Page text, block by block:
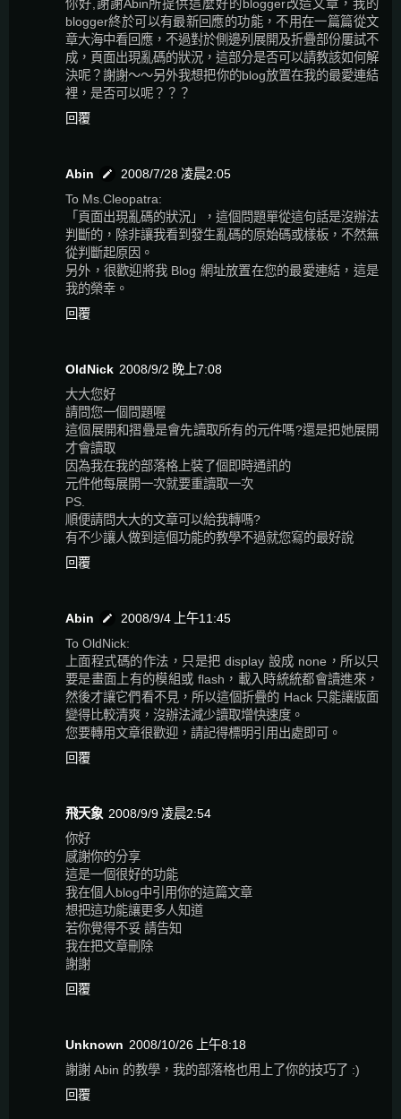
你好,謝謝Abin所提供這麼好的blogger改造文章，我的
blogger終於可以有最新回應的功能，不用在一篇篇從文
章大海中看回應，不過對於側邊列展開及折疊部份屢試不
成，頁面出現亂碼的狀況，這部分是否可以請教該如何解
決呢？謝謝～～另外我想把你的blog放置在我的最愛連結
裡，是否可以呢？？？
回覆
Abin
2008/7/28 凌晨2:05
To Ms.Cleopatra:
「頁面出現亂碼的狀況」，這個問題單從這句話是沒辦法
判斷的，除非讓我看到發生亂碼的原始碼或樣板，不然無
從判斷起原因。
另外，很歡迎將我 Blog 網址放置在您的最愛連結，這是
我的榮幸。
回覆
OldNick 2008/9/2 晚上7:08
大大您好
請問您一個問題喔
這個展開和摺疊是會先讀取所有的元件嗎?還是把她展開
才會讀取
因為我在我的部落格上裝了個即時通訊的
元件他每展開一次就要重讀取一次
PS.
順便請問大大的文章可以給我轉嗎?
有不少讓人做到這個功能的教學不過就您寫的最好說
回覆
Abin
2008/9/4 上午11:45
To OldNick:
上面程式碼的作法，只是把 display 設成 none，所以只
要是畫面上有的模組或 flash，載入時統統都會讀進來，
然後才讓它們看不見，所以這個折疊的 Hack 只能讓版面
變得比較清爽，沒辦法減少讀取增快速度。
您要轉用文章很歡迎，請記得標明引用出處即可。
回覆
飛天象 2008/9/9 凌晨2:54
你好
感謝你的分享
這是一個很好的功能
我在個人blog中引用你的這篇文章
想把這功能讓更多人知道
若你覺得不妥 請告知
我在把文章刪除
謝謝
回覆
Unknown 2008/10/26 上午8:18
謝謝 Abin 的教學，我的部落格也用上了你的技巧了 :)
回覆